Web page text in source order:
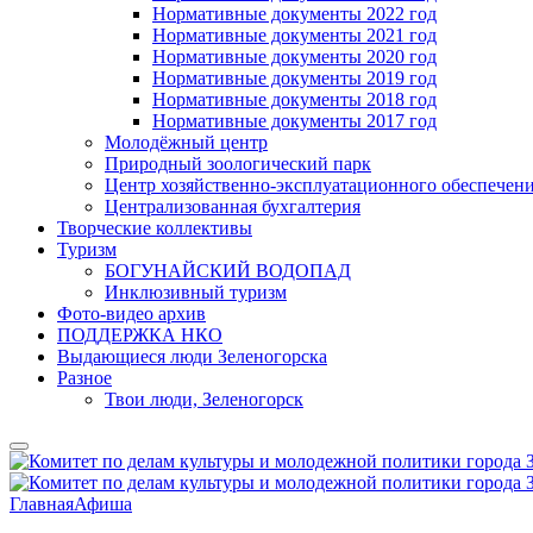
Нормативные документы 2022 год
Нормативные документы 2021 год
Нормативные документы 2020 год
Нормативные документы 2019 год
Нормативные документы 2018 год
Нормативные документы 2017 год
Молодёжный центр
Природный зоологический парк
Центр хозяйственно-эксплуатационного
Централизованная бухгалтерия
Творческие коллективы
Туризм
БОГУНАЙСКИЙ ВОДОПАД
Инклюзивный туризм
Фото-видео архив
ПОДДЕРЖКА НКО
Выдающиеся люди Зеленогорска
Разное
Твои люди, Зеленогорск
ГлавнаяАфиша